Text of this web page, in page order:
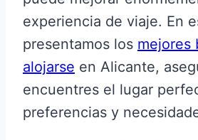
experiencia de viaje. En
presentamos los mejores
alojarse en Alicante,
encuentres el lugar
preferencias y